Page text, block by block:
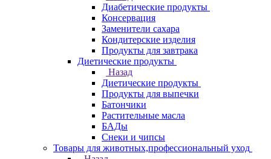
Диабетические продукты
Консервация
Заменители сахара
Кондитерские изделия
Продукты для завтрака
Диетические продукты
Назад
Диетические продукты
Продукты для выпечки
Батончики
Растительные масла
БАДы
Снеки и чипсы
Товары для животных,профессиональный уход